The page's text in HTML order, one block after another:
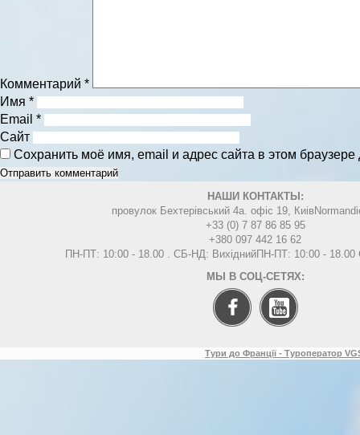
Комментарий *
Имя *
Email *
Сайт
Сохранить моё имя, email и адрес сайта в этом
НАШИ КОНТАКТЫ:
провулок Бехтерівський 4а. офіс 19, Киів
+33 (0) 7 87 86 85 95
+380 097 442 16 62
ПН-ПТ: 10:00 - 18.00 . СБ-НД: ВихіднийПН-ПТ: 10:00 -
МЫ В СОЦ-СЕТЯХ:
Тури до Франції - Туроператор